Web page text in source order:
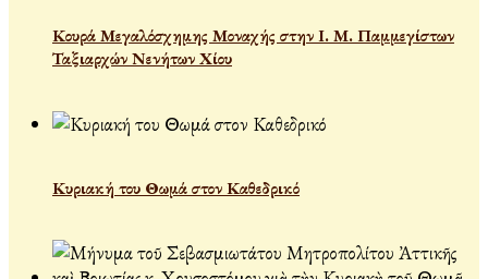
Κουρά Μεγαλόσχημης Μοναχής στην Ι. Μ. Παμμεγίστων
Ταξιαρχών Νενήτων Χίου
Κυριακή του Θωμά στον Καθεδρικό